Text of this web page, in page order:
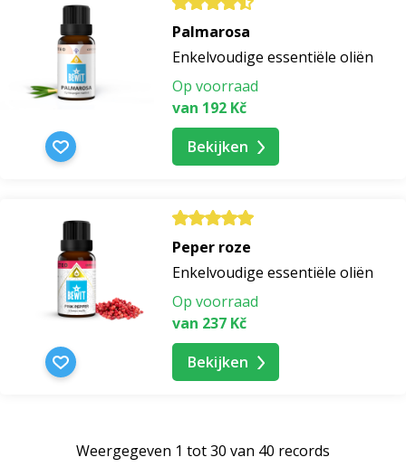
Palmarosa
Enkelvoudige essentiële oliën
Op voorraad
van 192 Kč
Bekijken
Peper roze
Enkelvoudige essentiële oliën
Op voorraad
van 237 Kč
Bekijken
Weergegeven 1 tot 30 van 40 records